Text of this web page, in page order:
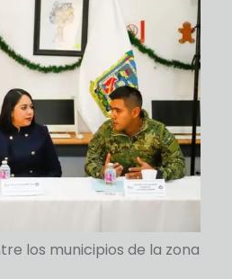
los municipios de la zona